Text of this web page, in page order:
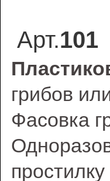
Арт.101
грибов
Фасовка